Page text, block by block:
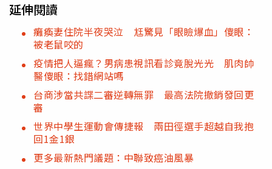
延伸閱讀
癱瘓妻住院半夜哭泣 尪驚見「眼瞼爆血」傻眼：
被老鼠咬的
疫情把人逼瘋？男病患視訊看診竟脫光光 肌肉帥
醫傻眼：找錯網站嗎
台商涉當共諜二審逆轉無罪 最高法院撤銷發回更
審
世界中學生運動會傳捷報 兩田徑選手超越自我抱
回1金1銀
更多最新熱門議題：中聯致癌油風暴